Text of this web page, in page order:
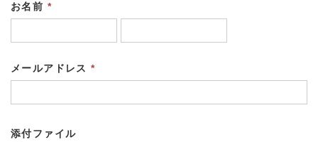
お名前 *
メールアドレス*
添付ファイル